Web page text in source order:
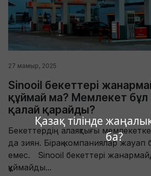
Қазақ тілінде
ба?
27 мамыр, 2025
Sinooil бекеттері
құймай ма? Мемлекет бұл
қалай қарайды?
Бекеттердің алаяқтығы
да зиян. Бірақ компаниялар жауап
емес. Sinooil бекеттері
құймайды...